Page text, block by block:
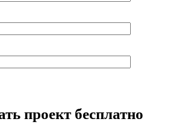
проект бесплатно